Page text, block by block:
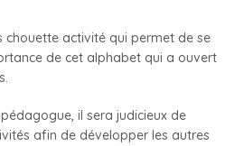
chouette activité qui permet de se
de cet alphabet qui a ouvert
il sera judicieux de
afin de développer les autres